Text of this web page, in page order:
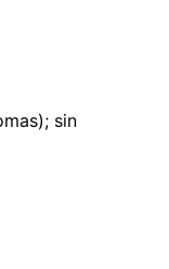
sin